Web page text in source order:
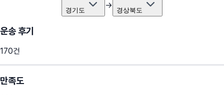
경기도 → 경상북도
운송 후기
170건
만족도